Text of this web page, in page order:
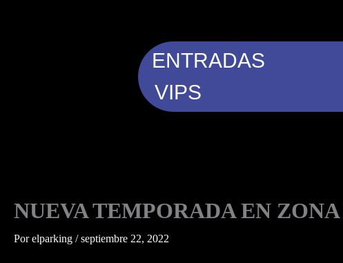
ENTRADAS
VIPS
NUEVA TEMPORADA EN
Porelparking /septiembre 22, 2022